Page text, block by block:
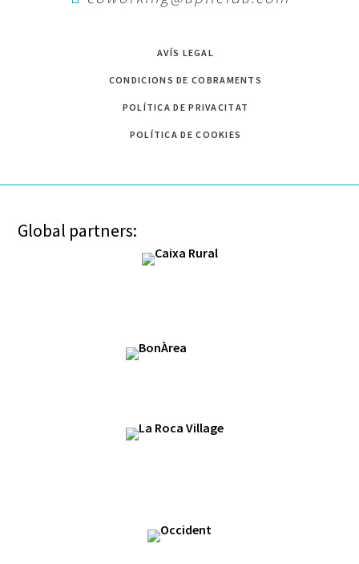
AVÍS LEGAL
CONDICIONS DE COBRAMENTS
POLÍTICA DE PRIVACITAT
POLÍTICA DE COOKIES
Global partners: